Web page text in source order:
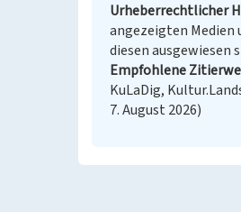
Urheberrechtlicher
angezeigten
diesen ausgewiesen
Empfohlene
KuLaDig,
7. August 2026)